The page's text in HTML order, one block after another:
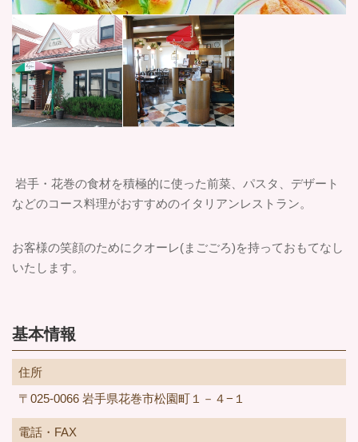
岩手・花巻の食材を積極的に使った前菜、パスタ、デザート
などのコース料理がおすすめのイタリアンレストラン。
お客様の笑顔のためにクオーレ(まごごろ)を持っておもてなし
いたします。
基本情報
住所
〒025-0066 岩手県花巻市松園町１－４−１
電話・FAX